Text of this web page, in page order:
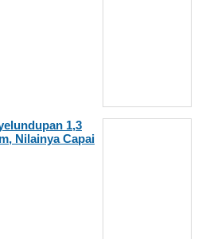
1,3
Nilainya Capai